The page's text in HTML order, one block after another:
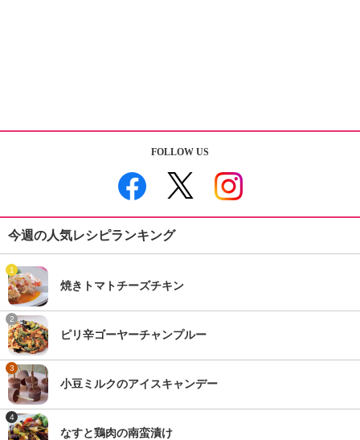
FOLLOW US
今週の人気レシピランキング
1
焼きトマトチーズチキン
2
ピリ辛ゴーヤーチャンプルー
3
小豆ミルクのアイスキャンデー
4
なすと鶏肉の南蛮漬け